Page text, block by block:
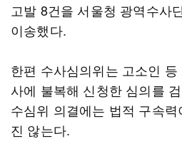
고발 8건을 서울청 광역수사
이송했다.
한편 수사심의위는 고소인
사에 불복해 신청한 심의를
수심위 의결에는 법적 구속
진 않는다.